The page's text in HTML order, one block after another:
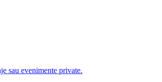
sau evenimente private.